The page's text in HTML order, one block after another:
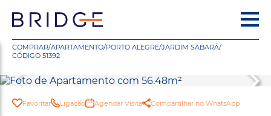
COMPRAR/APARTAMENTO/PORTO ALEGRE/JARDIM SABARÁ/
CÓDIGO 51392
Favoritar Ligação Agendar Visita Compartilhar no WhatsApp